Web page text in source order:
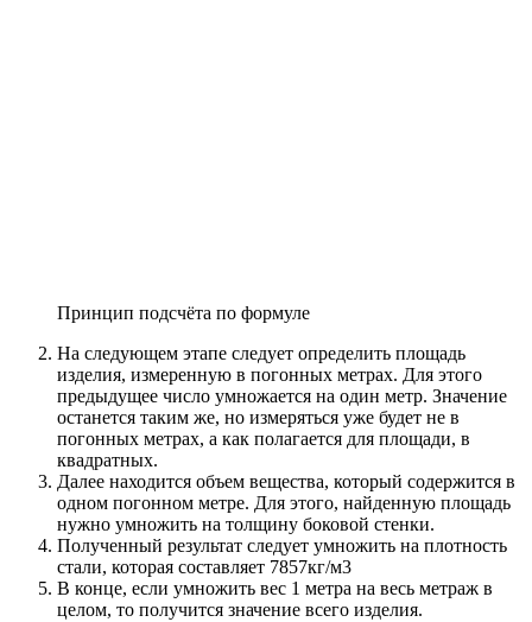
Принцип подсчёта по формуле
На следующем этапе следует определить площадь
изделия, измеренную в погонных метрах. Для этого
предыдущее число умножается на один метр. Значение
останется таким же, но измеряться уже будет не в
погонных метрах, а как полагается для площади, в
квадратных.
Далее находится объем вещества, который содержится в
одном погонном метре. Для этого, найденную площадь
нужно умножить на толщину боковой стенки.
Полученный результат следует умножить на плотность
стали, которая составляет 7857кг/м3
В конце, если умножить вес 1 метра на весь метраж в
целом, то получится значение всего изделия.